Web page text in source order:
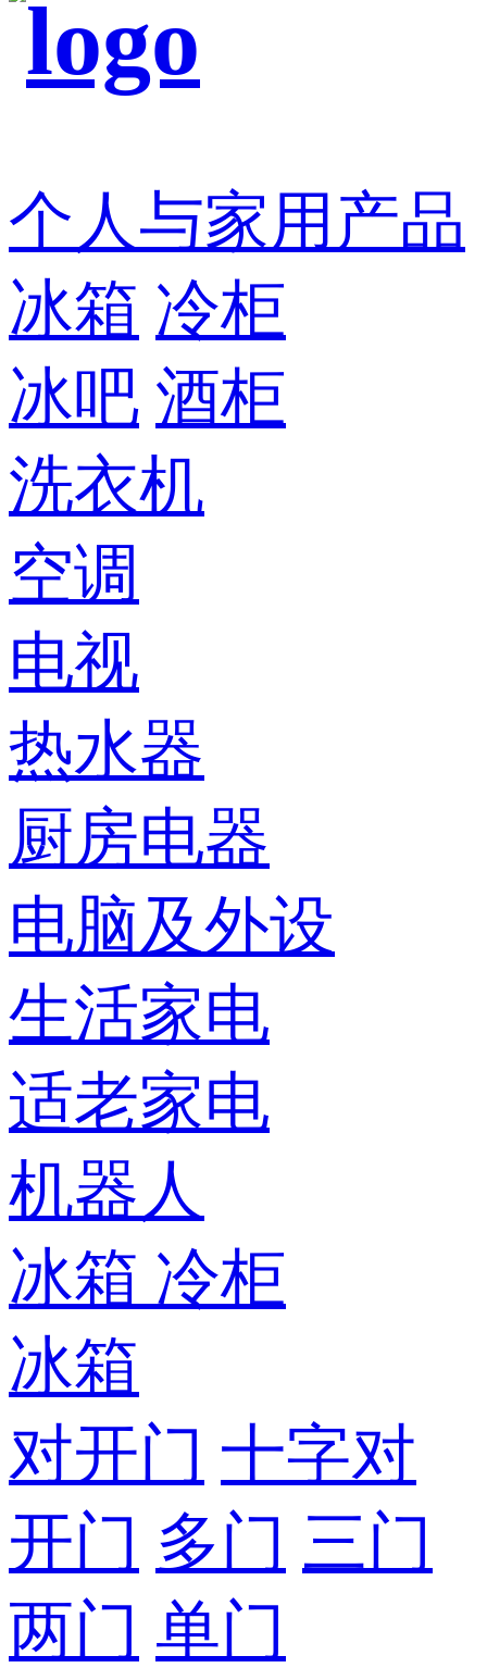
个人与家用产品
冰箱 冷柜
冰吧 酒柜
洗衣机
空调
电视
热水器
厨房电器
电脑及外设
生活家电
适老家电
机器人
冰箱 冷柜
冰箱
对开门 十字对
开门 多门 三门
两门 单门